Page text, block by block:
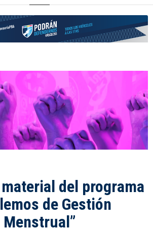
del programa
de Gestión
Menstrual”